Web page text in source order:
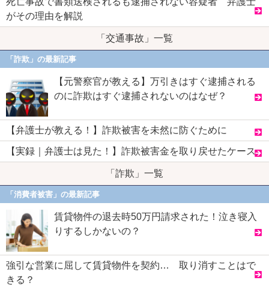
がその理由を解説
「交通事故」一覧
「詐欺」の最新記事
【元警察官が教える】万引きはすぐ逮捕される
のに詐欺はすぐ逮捕されないのはなぜ？
【弁護士が教える！】詐欺被害を未然に防ぐために
【実録｜弁護士は見た！】詐欺被害金を取り戻せたケース
「詐欺」一覧
「消費者被害」の最新記事
賃貸物件の退去時50万円請求された！泣き寝入
りするしかないの？
強引な営業に屈して賃貸物件を契約… 取り消すことはで
きる？